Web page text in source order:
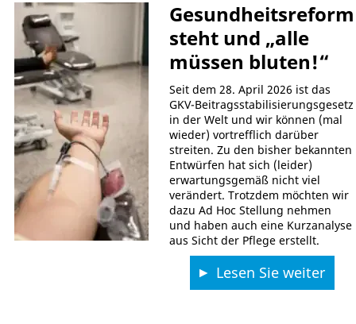
Gesundheitsreform
steht und „alle
müssen bluten!“
Seit dem 28. April 2026 ist das
GKV-Beitragsstabilisierungsgesetz
in der Welt und wir können (mal
wieder) vortrefflich darüber
streiten. Zu den bisher bekannten
Entwürfen hat sich (leider)
erwartungsgemäß nicht viel
verändert. Trotzdem möchten wir
dazu Ad Hoc Stellung nehmen
und haben auch eine Kurzanalyse
aus Sicht der Pflege erstellt.
Lesen Sie weiter